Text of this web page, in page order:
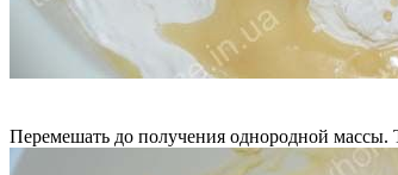
Перемешать до получения однородной массы.